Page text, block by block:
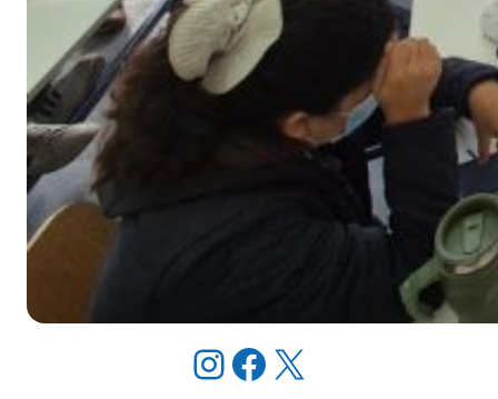
Instagram Facebook X